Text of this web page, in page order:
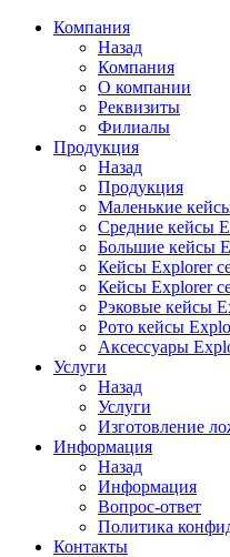
Компания
Назад
Компания
О компании
Реквизиты
Филиалы
Продукция
Назад
Продукция
Маленькие
Средние кейсы
Большие кейсы
Кейсы Explorer
Кейсы Explorer
Рэковые кейсы
Рото кейсы
Аксессуары
Услуги
Назад
Услуги
Изготовление
Информация
Назад
Информация
Вопрос-ответ
Политика
Контакты